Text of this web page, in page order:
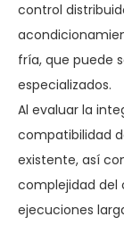
control
fría, que puede
especializados.
Al evaluar la
compatibilidad
existente, así
complejidad del
ejecuciones